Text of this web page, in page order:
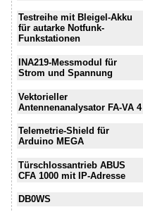
Testreihe mit Bleigel-Akku
für autarke Notfunk-
Funkstationen
INA219-Messmodul für
Strom und Spannung
Vektorieller
Antennenanalysator FA-VA 4
Telemetrie-Shield für
Arduino MEGA
Türschlossantrieb ABUS
CFA 1000 mit IP-Adresse
DB0WS